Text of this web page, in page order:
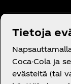
Tarvitsetko
Tietoja
Coca-Cola ja
evästeitä (tai